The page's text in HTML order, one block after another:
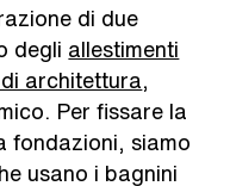
di due
degli allestimenti
architettura
Per fissare la
fondazioni, siamo
usano i bagnini